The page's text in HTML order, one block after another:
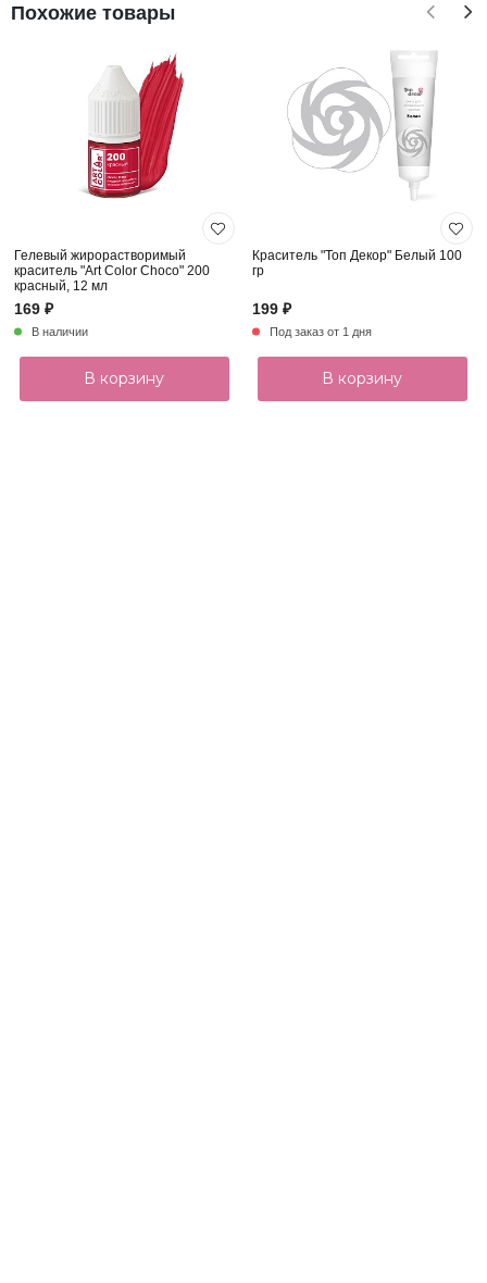
Похожие товары
Гелевый жирорастворимый
краситель "Art Color Choco" 200
красный, 12 мл
169 ₽
В наличии
В корзину
Краситель "Топ Декор" Белый 100
гр
199 ₽
Под заказ от 1 дня
В корзину